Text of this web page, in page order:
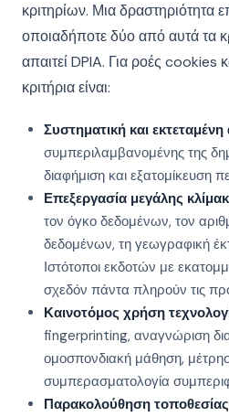
κριτηρίων. Μια δραστηριότητα
οποιαδήποτε δύο από αυτά τα
απαιτεί DPIA. Για ροές cookies
κριτήρια είναι:
Συστηματική και
συμπεριλαμβανομένης της
διαφήμιση και εξατομίκευση
Επεξεργασία μεγάλης
τον όγκο δεδομένων, τον
δεδομένων, τη γεωγραφική
Ιστότοποι εκδοτών με
σχεδόν πάντα πληρούν τις
Καινοτόμος χρήση
fingerprinting, αναγνώριση
ομοσπονδιακή μάθηση,
συμπερασματολογία
Παρακολούθηση